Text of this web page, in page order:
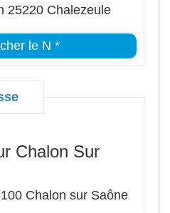
25220 Chalezeule
le N *
Chalon Sur
Chalon sur Saône